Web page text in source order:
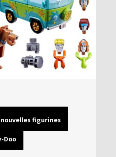
figurines
Doo